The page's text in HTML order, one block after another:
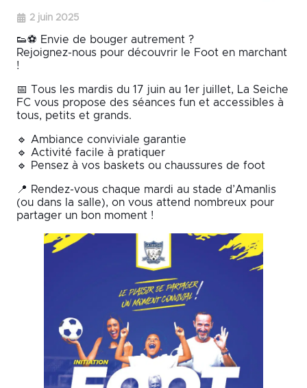
2 juin 2025
👟⚽ Envie de bouger autrement ?
Rejoignez-nous pour découvrir le Foot en marchant
!
📅 Tous les mardis du 17 juin au 1er juillet, La Seiche
FC vous propose des séances fun et accessibles à
tous, petits et grands.
🔹 Ambiance conviviale garantie
🔹 Activité facile à pratiquer
🔹 Pensez à vos baskets ou chaussures de foot
📍 Rendez-vous chaque mardi au stade d’Amanlis
(ou dans la salle), on vous attend nombreux pour
partager un bon moment !